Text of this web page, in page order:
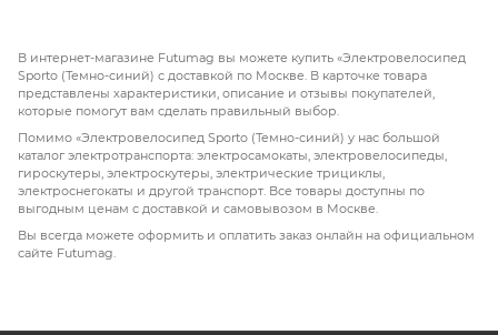
уверенно и защищённо на каждом этапе пути.
В интернет-магазине Futumag вы можете купить «Электровелосипед
Sporto (Темно-синий) с доставкой по Москве. В карточке товара
представлены характеристики, описание и отзывы покупателей,
которые помогут вам сделать правильный выбор.
Помимо «Электровелосипед Sporto (Темно-синий) у нас большой
каталог электротранспорта: электросамокаты, электровелосипеды,
гироскутеры, электроскутеры, электрические трициклы,
электроснегокаты и другой транспорт. Все товары доступны по
выгодным ценам с доставкой и самовывозом в Москве.
Вы всегда можете оформить и оплатить заказ онлайн на официальном
сайте Futumag.